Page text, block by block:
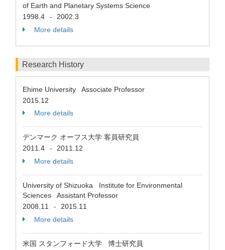
of Earth and Planetary Systems Science
1998.4
-
2002.3
More details
Research History
Ehime University Associate Professor
2015.12
More details
デンマーク オーフス大学 客員研究員
2011.4
-
2011.12
More details
University of Shizuoka Institute for Environmental
Sciences Assistant Professor
2008.11
-
2015.11
More details
米国 スタンフォード大学 博士研究員